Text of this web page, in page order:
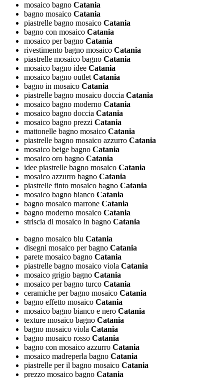
mosaico bagno Catania
bagno mosaico Catania
piastrelle bagno mosaico Catania
bagno con mosaico Catania
mosaico per bagno Catania
rivestimento bagno mosaico Catania
piastrelle mosaico bagno Catania
mosaico bagno idee Catania
mosaico bagno outletCatania
bagno in mosaico Catania
piastrelle bagno mosaico doccia Catania
mosaico bagno moderno Catania
mosaico bagno doccia Catania
mosaico bagno prezzi Catania
mattonelle bagno mosaico Catania
piastrelle bagno mosaico azzurro Catania
mosaico beige bagno Catania
mosaico oro bagno Catania
idee piastrelle bagno mosaico Catania
mosaico azzurro bagno Catania
piastrelle finto mosaico bagno Catania
mosaico bagno bianco Catania
bagno mosaico marrone Catania
bagno moderno mosaico Catania
striscia di mosaico in bagno Catania
bagno mosaico blu Catania
disegni mosaico per bagno Catania
parete mosaico bagno Catania
piastrelle bagno mosaico viola Catania
mosaico grigio bagno Catania
mosaico per bagno turco Catania
ceramiche per bagno mosaico Catania
bagno effetto mosaico Catania
mosaico bagno bianco e nero Catania
texture mosaico bagno Catania
bagno mosaico viola Catania
bagno mosaico rosso Catania
bagno con mosaico azzurro Catania
mosaico madreperla bagno Catania
piastrelle per il bagno mosaico Catania
prezzo mosaico bagno Catania